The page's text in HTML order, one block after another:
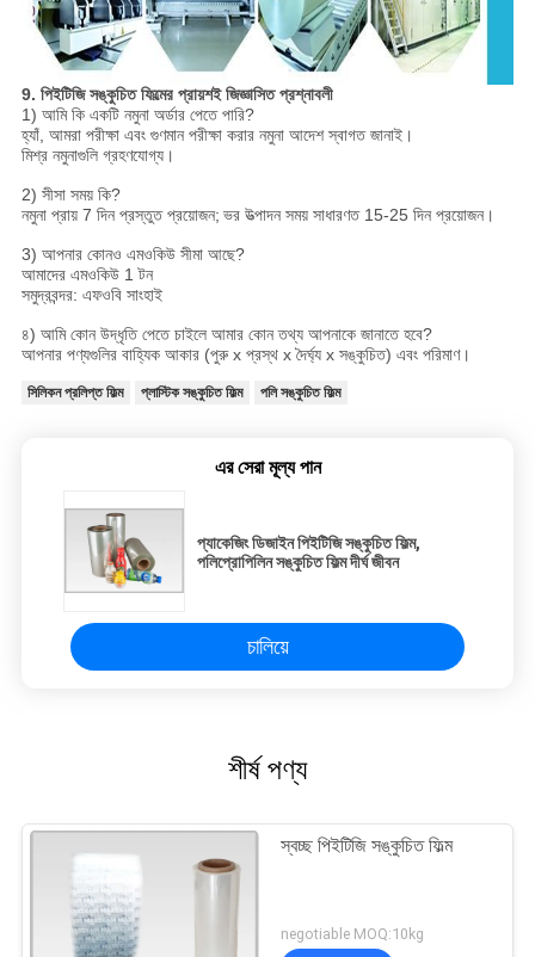
9. পিইটিজি সঙ্কুচিত ফিল্মের প্রায়শই জিজ্ঞাসিত প্রশ্নাবলী
1) আমি কি একটি নমুনা অর্ডার পেতে পারি?
হ্যাঁ, আমরা পরীক্ষা এবং গুণমান পরীক্ষা করার নমুনা আদেশ স্বাগত জানাই।
মিশ্র নমুনাগুলি গ্রহণযোগ্য।
2) সীসা সময় কি?
নমুনা প্রায় 7 দিন প্রস্তুত প্রয়োজন; ভর উত্পাদন সময় সাধারণত 15-25 দিন প্রয়োজন।
3) আপনার কোনও এমওকিউ সীমা আছে?
আমাদের এমওকিউ 1 টন
সমুদ্রবন্দর: এফওবি সাংহাই
৪) আমি কোন উদ্ধৃতি পেতে চাইলে আমার কোন তথ্য আপনাকে জানাতে হবে?
আপনার পণ্যগুলির বাহ্যিক আকার (পুরু x প্রস্থ x দৈর্ঘ্য x সঙ্কুচিত) এবং পরিমাণ।
সিলিকন প্রলিপ্ত ফিল্ম প্লাস্টিক সঙ্কুচিত ফিল্ম পলি সঙ্কুচিত ফিল্ম
এর সেরা মূল্য পান
প্যাকেজিং ডিজাইন পিইটিজি সঙ্কুচিত ফিল্ম,
পলিপ্রোপিলিন সঙ্কুচিত ফিল্ম দীর্ঘ জীবন
চালিয়ে
শীর্ষ পণ্য
স্বচ্ছ পিইটিজি সঙ্কুচিত ফিল্ম
negotiable MOQ:10kg